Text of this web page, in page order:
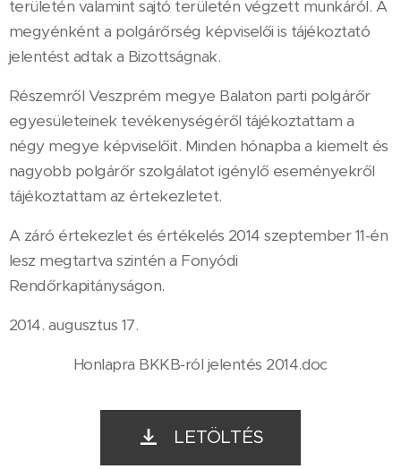
területén valamint sajtó területén végzett munkáról. A
megyénként a polgárőrség képviselői is tájékoztató
jelentést adtak a Bizottságnak.
Részemről Veszprém megye Balaton parti polgárőr
egyesületeinek tevékenységéről tájékoztattam a
négy megye képviselőit. Minden hónapba a kiemelt és
nagyobb polgárőr szolgálatot igénylő eseményekről
tájékoztattam az értekezletet.
A záró értekezlet és értékelés 2014 szeptember 11-én
lesz megtartva szintén a Fonyódi
Rendőrkapitányságon.
2014. augusztus 17.
Honlapra BKKB-ról jelentés 2014.doc
LETÖLTÉS